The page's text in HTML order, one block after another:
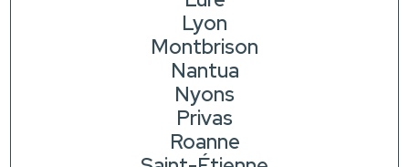
Lyon
Montbrison
Nantua
Nyons
Privas
Roanne